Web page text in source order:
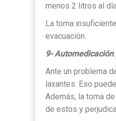
menos 2 litros al
La toma
evacuación.
9-
Ante un problema
laxantes. Eso
Además, la toma
de estos y